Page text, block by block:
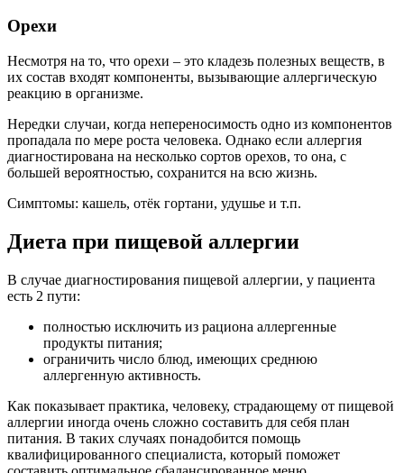
Орехи
Несмотря на то, что орехи – это кладезь полезных веществ, в
их состав входят компоненты, вызывающие аллергическую
реакцию в организме.
Нередки случаи, когда непереносимость одно из компонентов
пропадала по мере роста человека. Однако если аллергия
диагностирована на несколько сортов орехов, то она, с
большей вероятностью, сохранится на всю жизнь.
Симптомы: кашель, отёк гортани, удушье и т.п.
Диета при пищевой аллергии
В случае диагностирования пищевой аллергии, у пациента
есть 2 пути:
полностью исключить из рациона аллергенные
продукты питания;
ограничить число блюд, имеющих среднюю
аллергенную активность.
Как показывает практика, человеку, страдающему от пищевой
аллергии иногда очень сложно составить для себя план
питания. В таких случаях понадобится помощь
квалифицированного специалиста, который поможет